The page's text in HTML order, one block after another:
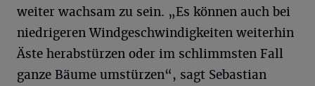
weiter wachsam zu sein. „Es können auch bei
niedrigeren Windgeschwindigkeiten weiterhin
Äste herabstürzen oder im schlimmsten Fall
ganze Bäume umstürzen“, sagt Sebastian